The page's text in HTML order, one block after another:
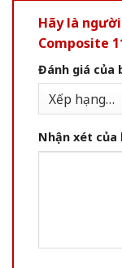
Hãy là
Composite
Đánh giá của
Nhận xét của